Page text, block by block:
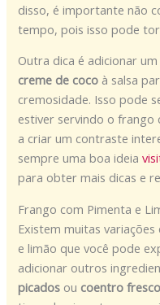
disso, é importante não
tempo, pois isso pode
Outra dica é adicionar
creme de coco à salsa
cremosidade. Isso pode
estiver servindo o frango
a criar um contraste
sempre uma boa ideia
para obter mais dicas e
Frango com Pimenta e
Existem muitas
e limão que você pode
adicionar outros
picados ou coentro fresco